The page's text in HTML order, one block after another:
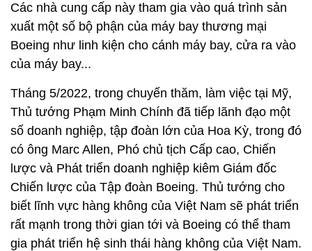
Các nhà cung cấp này tham gia vào quá trình sản
xuất một số bộ phận của máy bay thương mại
Boeing như linh kiện cho cánh máy bay, cửa ra vào
của máy bay...
Tháng 5/2022, trong chuyến thăm, làm việc tại Mỹ,
Thủ tướng Phạm Minh Chính đã tiếp lãnh đạo một
số doanh nghiệp, tập đoàn lớn của Hoa Kỳ, trong đó
có ông Marc Allen, Phó chủ tịch Cấp cao, Chiến
lược và Phát triển doanh nghiệp kiêm Giám đốc
Chiến lược của Tập đoàn Boeing. Thủ tướng cho
biết lĩnh vực hàng không của Việt Nam sẽ phát triển
rất mạnh trong thời gian tới và Boeing có thể tham
gia phát triển hệ sinh thái hàng không của Việt Nam.